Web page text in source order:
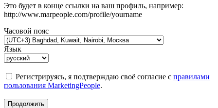
Это будет в конце ссылки на ваш профиль, например:
http://www.marpeople.com/profile/yourname
Часовой пояс
Язык
Регистрируясь, я подтверждаю своё согласие с правилами
пользования MarketingPeople.
Продолжить